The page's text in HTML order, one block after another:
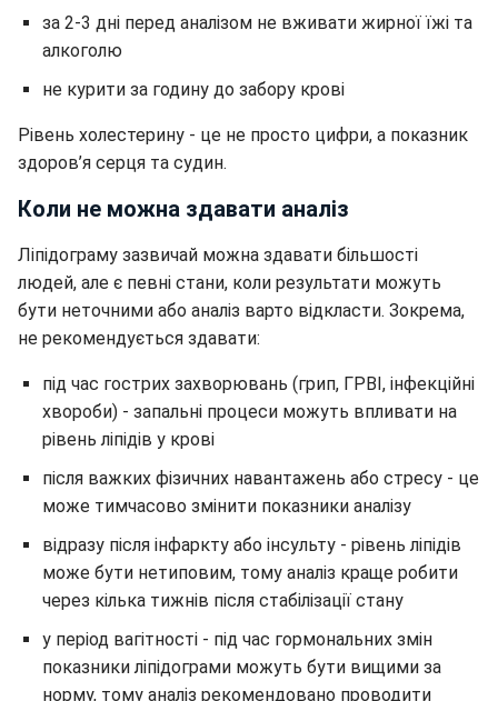
за 2-3 дні перед аналізом не вживати жирної їжі та
алкоголю
не курити за годину до забору крові
Рівень холестерину - це не просто цифри, а показник
здоров’я серця та судин.
Коли не можна здавати аналіз
Ліпідограму зазвичай можна здавати більшості
людей, але є певні стани, коли результати можуть
бути неточними або аналіз варто відкласти. Зокрема,
не рекомендується здавати:
під час гострих захворювань (грип, ГРВІ, інфекційні
хвороби) - запальні процеси можуть впливати на
рівень ліпідів у крові
після важких фізичних навантажень або стресу - це
може тимчасово змінити показники аналізу
відразу після інфаркту або інсульту - рівень ліпідів
може бути нетиповим, тому аналіз краще робити
через кілька тижнів після стабілізації стану
у період вагітності - під час гормональних змін
показники ліпідограми можуть бути вищими за
норму, тому аналіз рекомендовано проводити